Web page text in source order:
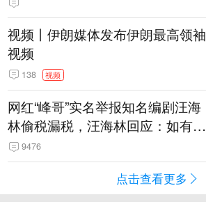
视频丨伊朗媒体发布伊朗最高领袖
视频
138 视频
网红“峰哥”实名举报知名编剧汪海
林偷税漏税，汪海林回应：如有违
法行为，相关机构自会进行评判和
处理
9476
点击查看更多